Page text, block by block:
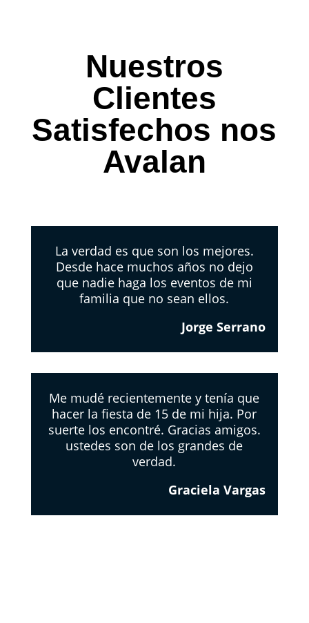
Nuestros
Clientes
Satisfechos nos
Avalan
La verdad es que son los mejores.
Desde hace muchos años no dejo
que nadie haga los eventos de mi
familia que no sean ellos.
Jorge Serrano
Me mudé recientemente y tenía que
hacer la fiesta de 15 de mi hija. Por
suerte los encontré. Gracias amigos.
ustedes son de los grandes de
verdad.
Graciela Vargas